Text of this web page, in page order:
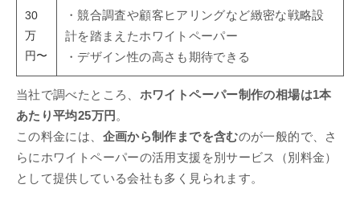
30
万
円〜
・競合調査や顧客ヒアリングなど緻密な戦略設
計を踏まえたホワイトペーパー
・デザイン性の高さも期待できる
当社で調べたところ、 ホワイトペーパー制作の相場は1本
あたり平均25万円 。
この料金には、 企画から制作までを含むのが一般的で、さ
らにホワイトペーパーの活用支援を別サービス（別料金）
として提供している会社も多く見られます。